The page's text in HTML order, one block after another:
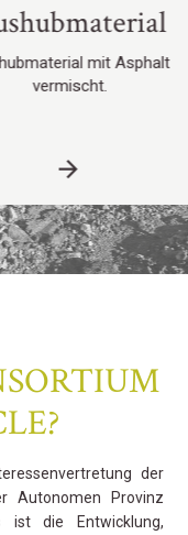
mit Asphalt
vermischt.
der
Autonomen Provinz
ist die Entwicklung,